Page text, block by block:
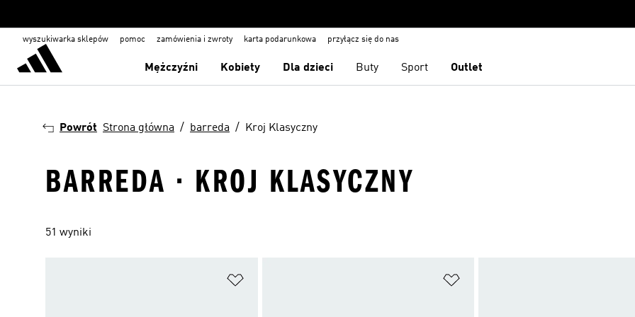
wyszukiwarka sklepów pomoc zamówienia i zwroty karta podarunkowa przyłącz się do nas
Mężczyźni Kobiety Dla dzieci Buty Sport Outlet
Powrót Strona główna barreda Kroj Klasyczny
BARREDA · KROJ KLASYCZNY
51 wyniki